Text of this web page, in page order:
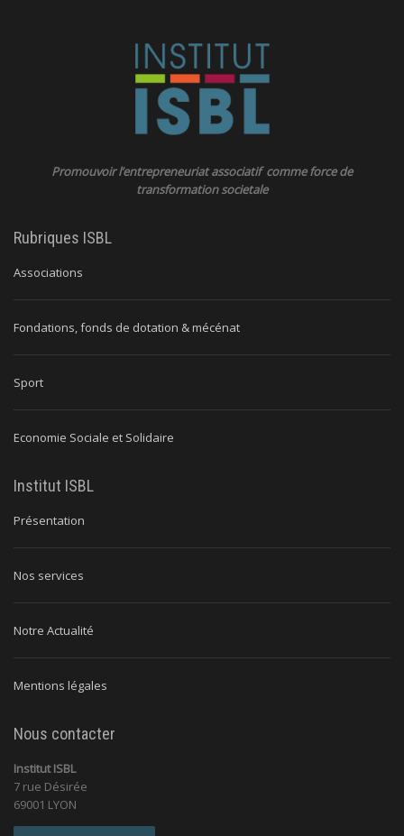
Promouvoir l’entrepreneuriat associatif comme force de
transformation societale
Rubriques ISBL
Associations
Fondations, fonds de dotation & mécénat
Sport
Economie Sociale et Solidaire
Institut ISBL
Présentation
Nos services
Notre Actualité
Mentions légales
Nous contacter
Institut ISBL
7 rue Désirée
69001 LYON